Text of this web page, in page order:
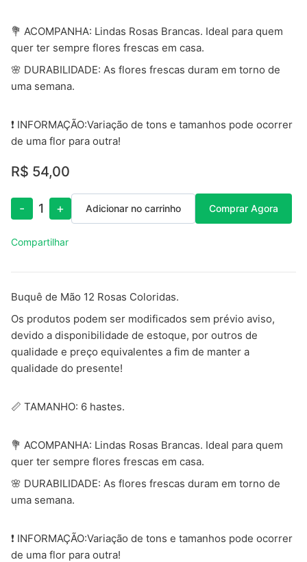
💐 ACOMPANHA: Lindas Rosas Brancas. Ideal para quem
quer ter sempre flores frescas em casa.
🌸 DURABILIDADE: As flores frescas duram em torno de
uma semana.
❗ INFORMAÇÃO:Variação de tons e tamanhos pode ocorrer
de uma flor para outra!
R$ 54,00
- 1 + Adicionar no carrinho Comprar Agora
Compartilhar
Buquê de Mão 12 Rosas Coloridas.
Os produtos podem ser modificados sem prévio aviso,
devido a disponibilidade de estoque, por outros de
qualidade e preço equivalentes a fim de manter a
qualidade do presente!
📏 TAMANHO: 6 hastes.
💐 ACOMPANHA: Lindas Rosas Brancas. Ideal para quem
quer ter sempre flores frescas em casa.
🌸 DURABILIDADE: As flores frescas duram em torno de
uma semana.
❗ INFORMAÇÃO:Variação de tons e tamanhos pode ocorrer
de uma flor para outra!